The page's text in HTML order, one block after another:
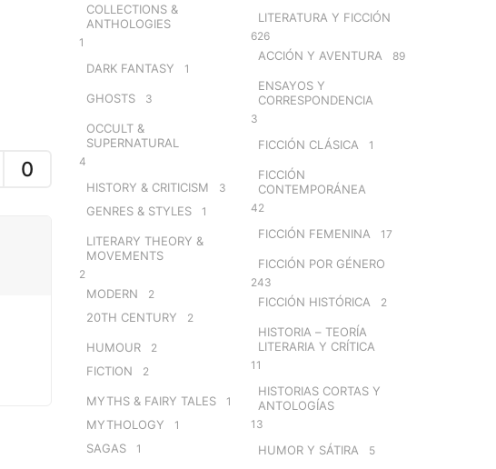
0
COLLECTIONS &
ANTHOLOGIES
1
DARK FANTASY 1
GHOSTS 3
OCCULT &
SUPERNATURAL
4
HISTORY & CRITICISM 3
GENRES & STYLES 1
LITERARY THEORY &
MOVEMENTS
2
MODERN 2
20TH CENTURY 2
HUMOUR 2
FICTION 2
MYTHS & FAIRY TALES 1
MYTHOLOGY 1
SAGAS 1
LITERATURA Y FICCIÓN
626
ACCIÓN Y AVENTURA 89
ENSAYOS Y
CORRESPONDENCIA
3
FICCIÓN CLÁSICA 1
FICCIÓN
CONTEMPORÁNEA
42
FICCIÓN FEMENINA 17
FICCIÓN POR GÉNERO
243
FICCIÓN HISTÓRICA 2
HISTORIA – TEORÍA
LITERARIA Y CRÍTICA
11
HISTORIAS CORTAS Y
ANTOLOGÍAS
13
HUMOR Y SÁTIRA 5